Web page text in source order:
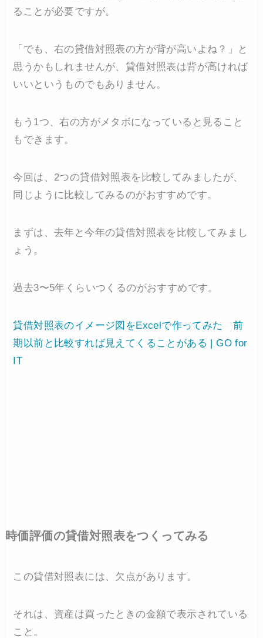
ることが必要ですが。
「でも、右の貸借対照表の方が背が高いよね？」と
思うかもしれませんが、貸借対照表は背が高ければ
いいというものでもありません。
もう1つ、右の方がメタボになっていると見ること
もできます。
今回は、2つの貸借対照表を比較してみましたが、
同じように比較してみるのがおすすめです。
まずは、去年と今年の貸借対照表を比較してみまし
ょう。
過去3〜5年くらいつくるのがおすすめです。
貸借対照表のイメージ図をExcelで作ってみた 前
期以前と比較すれば見えてくることがある | GO for
IT
時価評価の貸借対照表をつくってみる
この貸借対照表には、欠点があります。
それは、資産は買ったときの金額で表示されている
こと。